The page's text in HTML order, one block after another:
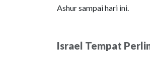
Ashur sampai hari ini.
Israel Tempat